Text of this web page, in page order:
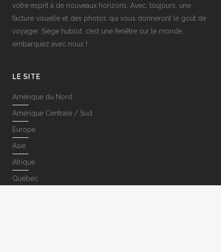
votre esprit à de nouveaux horizons. Avec, toujours, une
facture visuelle et des photos qui vous donneront le goût de
voyager. Siège hublot, c’est une fenêtre sur le monde,
embarquez avec nous !
LE SITE
Amérique du Nord
Amérique Centrale / Sud
Europe
Asie
Afrique
Québec